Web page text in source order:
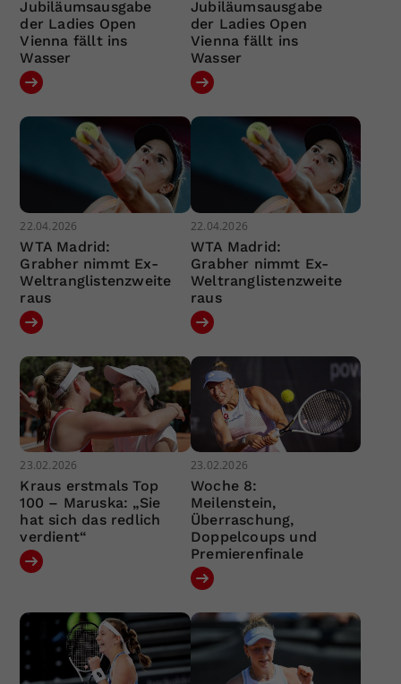
Jubiläumsausgabe
der Ladies Open
Vienna fällt ins
Wasser
Jubiläumsausgabe
der Ladies Open
Vienna fällt ins
Wasser
22.04.2026
WTA Madrid:
Grabher nimmt Ex-
Weltranglistenzweite
raus
22.04.2026
WTA Madrid:
Grabher nimmt Ex-
Weltranglistenzweite
raus
23.02.2026
Kraus erstmals Top
100 – Maruska: „Sie
hat sich das redlich
verdient“
23.02.2026
Woche 8:
Meilenstein,
Überraschung,
Doppelcoups und
Premierenfinale